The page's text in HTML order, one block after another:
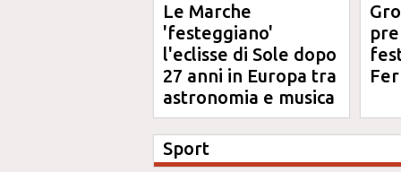
Le Marche
'festeggiano'
l'eclisse di Sole dopo
27 anni in Europa tra
astronomia e musica
Sport